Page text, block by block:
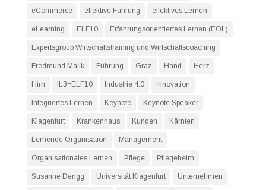
eCommerce effektive Führung effektives Lernen
eLearning ELF10 Erfahrungsorientiertes Lernen (EOL)
Expertsgroup Wirtschaftstraining und Wirtschaftscoaching
Fredmund Malik Führung Graz Hand Herz
Hirn IL3=ELF10 Industrie 4.0 Innovation
Integriertes Lernen Keynote Keynote Speaker
Klagenfurt Krankenhaus Kunden Kärnten
Lernende Organisation Management
Organisationales Lernen Pflege Pflegeheim
Susanne Dengg Universität Klagenfurt Unternehmen